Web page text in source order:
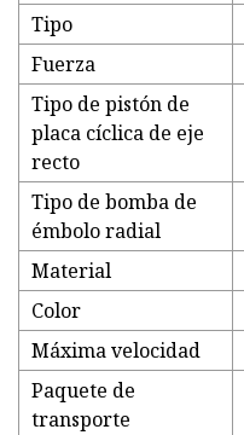
Tipo
Fuerza
Tipo de pistón de
placa cíclica de eje
recto
Tipo de bomba de
émbolo radial
Material
Color
Máxima velocidad
Paquete de
transporte